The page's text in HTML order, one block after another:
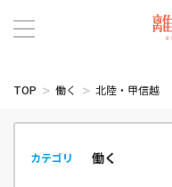
TOP 働く 北陸・甲信越
カテゴリ